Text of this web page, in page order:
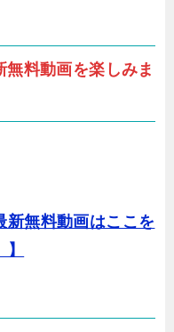
料動画を楽しみま
無料動画はここを